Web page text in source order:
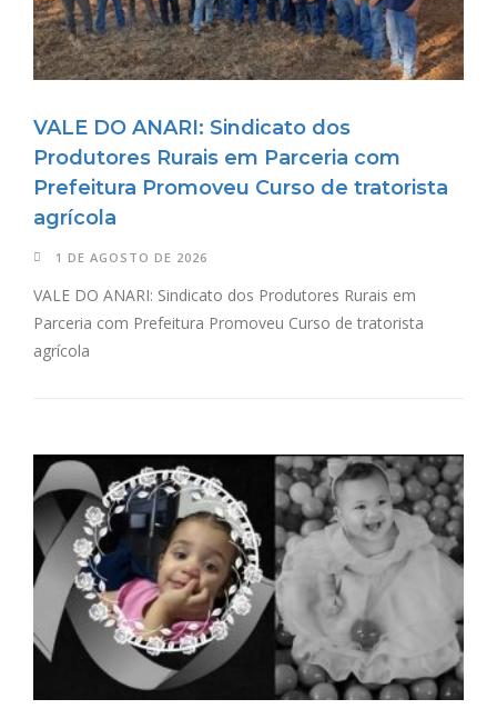
VALE DO ANARI: Sindicato dos
Produtores Rurais em Parceria com
Prefeitura Promoveu Curso de tratorista
agrícola
1 DE AGOSTO DE 2026
VALE DO ANARI: Sindicato dos Produtores Rurais em
Parceria com Prefeitura Promoveu Curso de tratorista
agrícola